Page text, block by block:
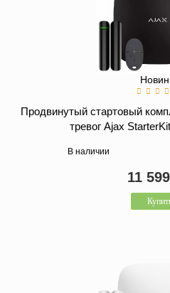
Продвинутый стартовый
тревог Ajax
В наличии
11 599